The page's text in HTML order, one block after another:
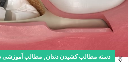
دسته مطالب کشیدن دندان, مطالب آموزشی